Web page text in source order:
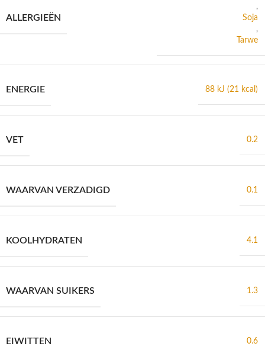
ALLERGIEËN
,
Soja
,
Tarwe
ENERGIE 88 kJ (21 kcal)
VET 0.2
WAARVAN VERZADIGD 0.1
KOOLHYDRATEN 4.1
WAARVAN SUIKERS 1.3
EIWITTEN 0.6